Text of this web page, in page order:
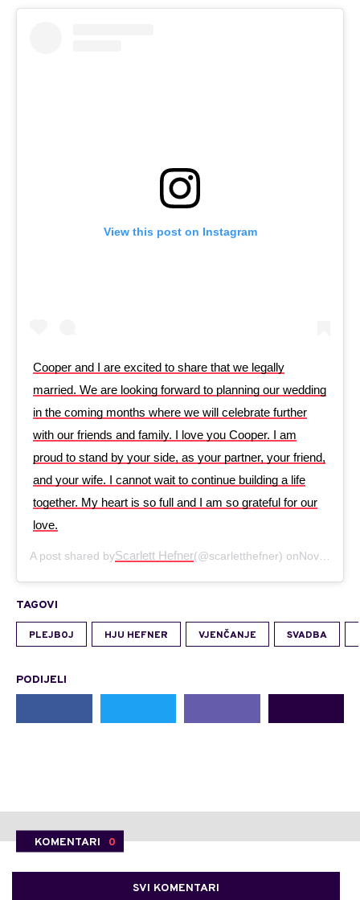
View this post on Instagram
Cooper and I are excited to share that we legally
married. We are looking forward to planning our wedding
in the coming months where we will celebrate further
with our friends and family. I love you Cooper. I am
proud to stand by your side, as your partner, your friend,
and your wife. I cannot wait to continue building a life
together. My heart is so full and I am so grateful for our
love.
A post shared byScarlett Hefner(@scarletthefner) onNov 4, 2019 at 11:35am PST
TAGOVI
PLEJBOJ HJU HEFNER VJENČANJE SVADBA
PODIJELI
KOMENTARI 0
SVI KOMENTARI